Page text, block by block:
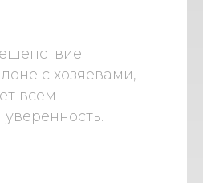
с хозяевами,
всем